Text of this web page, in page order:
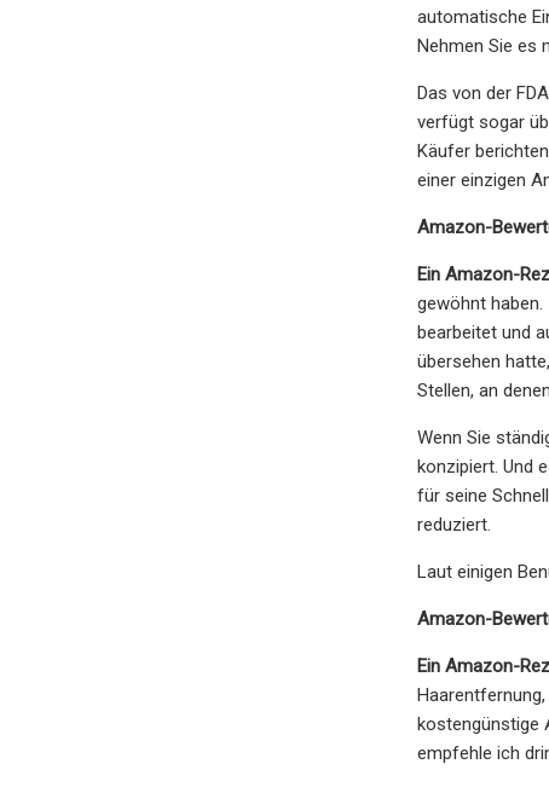
automatische
Nehmen Sie es
Das von der
verfügt sogar
Käufer
einer einzigen
Amazon-
Ein Amazon-
gewöhnt
bearbeitet und
übersehen
Stellen, an
Wenn Sie
konzipiert. Und
für seine
reduziert.
Laut einigen
Amazon-
Ein Amazon-
kostengünstige
empfehle ich